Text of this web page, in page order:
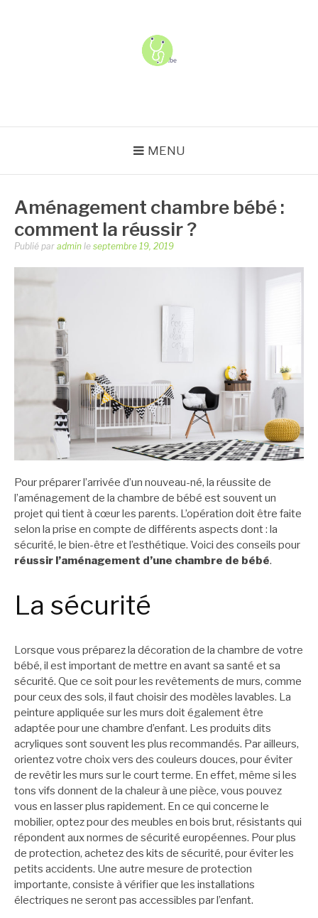
MENU
Aménagement chambre bébé :
comment la réussir ?
Publié par admin le septembre 19, 2019
Pour préparer l’arrivée d’un nouveau-né, la réussite de
l’aménagement de la chambre de bébé est souvent un
projet qui tient à cœur les parents. L’opération doit être faite
selon la prise en compte de différents aspects dont : la
sécurité, le bien-être et l’esthétique. Voici des conseils pour
réussir l’aménagement d’une chambre de bébé.
La sécurité
Lorsque vous préparez la décoration de la chambre de votre
bébé, il est important de mettre en avant sa santé et sa
sécurité. Que ce soit pour les revêtements de murs, comme
pour ceux des sols, il faut choisir des modèles lavables. La
peinture appliquée sur les murs doit également être
adaptée pour une chambre d’enfant. Les produits dits
acryliques sont souvent les plus recommandés. Par ailleurs,
orientez votre choix vers des couleurs douces, pour éviter
de revêtir les murs sur le court terme. En effet, même si les
tons vifs donnent de la chaleur à une pièce, vous pouvez
vous en lasser plus rapidement. En ce qui concerne le
mobilier, optez pour des meubles en bois brut, résistants qui
répondent aux normes de sécurité européennes. Pour plus
de protection, achetez des kits de sécurité, pour éviter les
petits accidents. Une autre mesure de protection
importante, consiste à vérifier que les installations
électriques ne seront pas accessibles par l’enfant.